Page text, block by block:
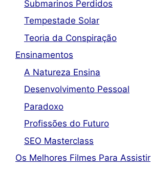
Submarinos Perdidos
Tempestade Solar
Teoria da Conspiração
Ensinamentos
A Natureza Ensina
Desenvolvimento Pessoal
Paradoxo
Profissões do Futuro
SEO Masterclass
Os Melhores Filmes Para Assistir